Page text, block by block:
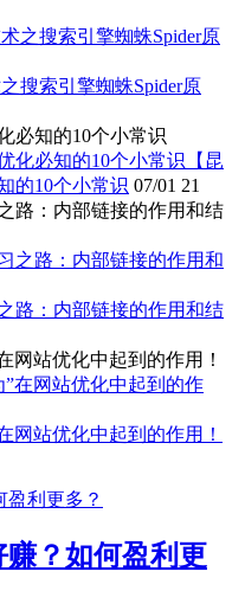
搜索引擎蜘蛛Spider原
必知的10个小常识
【昆
的10个小常识 07/01 21
路：内部链接的作用和结
路：内部链接的作用和结
网站优化中起到的作用！
网站优化中起到的作用！
？如何盈利更